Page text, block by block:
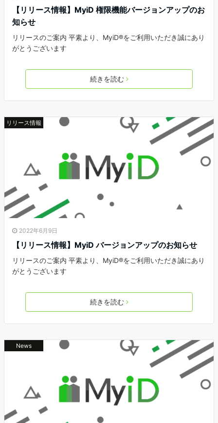
【リリース情報】MyiD 権限機能バージョンアップのお
知らせ
リリースのご案内 平素より、MyiD®をご利用いただき誠にあり
がとうございます
続きを読む
リリース情報
2022年6月9日
【リリース情報】MyiD バージョンアップのお知らせ
リリースのご案内 平素より、MyiD®をご利用いただき誠にあり
がとうございます
続きを読む
News